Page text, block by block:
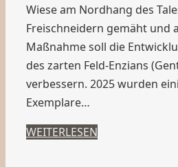
Wiese am Nordhang des
Freischneidern gemäht und
Maßnahme soll die
des zarten Feld-Enzians
verbessern. 2025 wurden
Exemplare…
WEITERLESEN